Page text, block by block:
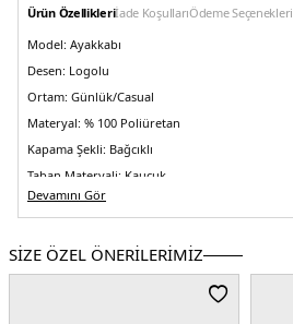
Ürün Özellikleriİade KoşullarıÖdeme Seçenekleri
Model: Ayakkabı
Desen: Logolu
Ortam: Günlük/Casual
Materyal: % 100 Poliüretan
Kapama Şekli: Bağcıklı
Taban Materyali: Kauçuk
Burun Tipi:Yuvarlak Burun
Topuk Tipi:Düz
Astar Durumu:Astarlı
Devamını Gör
SİZE ÖZEL ÖNERİLERİMİZ